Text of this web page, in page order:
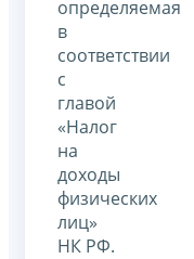
определяемая
в
соответствии
с
главой
«Налог
на
доходы
физических
лиц»
НК РФ.